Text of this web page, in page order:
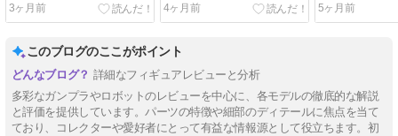
決戦Ver. レビュー
3ヶ月前
メージカラー) レビュー
4ヶ月前
パーツセット)
5ヶ月前
このブログのここがポイント
詳細なフィギュアレビューと分析
多彩なガンプラやロボットのレビューを中心に、各モデルの徹底的な解説
と評価を提供しています。パーツの特徴や細部のディテールに焦点を当て
ており、コレクターや愛好者にとって有益な情報源として役立ちます。初